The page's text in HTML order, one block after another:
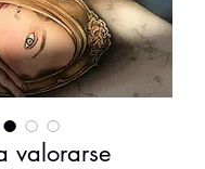
valorarse